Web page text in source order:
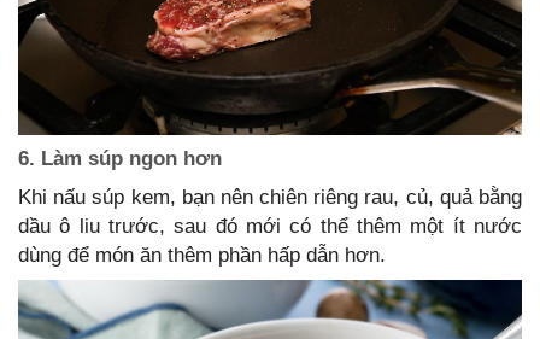
6. Làm súp ngon hơn
Khi nấu súp kem, bạn nên chiên riêng rau, củ, quả bằng
dầu ô liu trước, sau đó mới có thể thêm một ít nước
dùng để món ăn thêm phần hấp dẫn hơn.